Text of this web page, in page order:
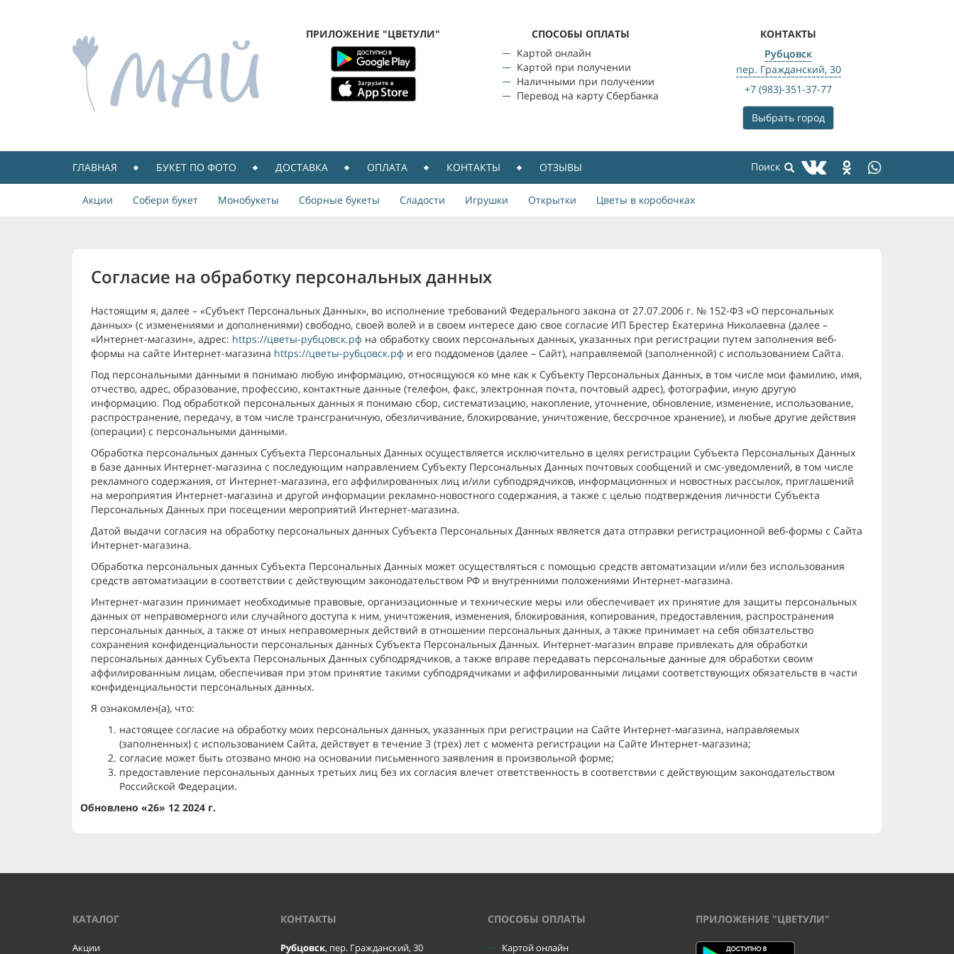
ПРИЛОЖЕНИЕ "ЦВЕТУЛИ"
CПОСОБЫ ОПЛАТЫ
Картой онлайн
Картой при получении
Наличными при получении
Перевод на карту Сбербанка
КОНТАКТЫ
Рубцовск
пер. Гражданский, 30
+7 (983)-351-37-77
Выбрать город
ГЛАВНАЯ БУКЕТ ПО ФОТО ДОСТАВКА ОПЛАТА КОНТАКТЫ ОТЗЫВЫ
Акции Собери букет Монобукеты Сборные букеты Сладости Игрушки Открытки Цветы в коробочках
Согласие на обработку персональных данных
Настоящим я, далее – «Субъект Персональных Данных», во исполнение требований Федерального закона от 27.07.2006 г. № 152-ФЗ «О персональных
данных» (с изменениями и дополнениями) свободно, своей волей и в своем интересе даю свое согласие ИП Брестер Екатерина Николаевна (далее –
«Интернет-магазин», адрес: https://цветы-рубцовск.рф на обработку своих персональных данных, указанных при регистрации путем заполнения веб-
формы на сайте Интернет-магазина https://цветы-рубцовск.рф и его поддоменов (далее – Сайт), направляемой (заполненной) с использованием Сайта.
Под персональными данными я понимаю любую информацию, относящуюся ко мне как к Субъекту Персональных Данных, в том числе мои фамилию, имя,
отчество, адрес, образование, профессию, контактные данные (телефон, факс, электронная почта, почтовый адрес), фотографии, иную другую
информацию. Под обработкой персональных данных я понимаю сбор, систематизацию, накопление, уточнение, обновление, изменение, использование,
распространение, передачу, в том числе трансграничную, обезличивание, блокирование, уничтожение, бессрочное хранение), и любые другие действия
(операции) с персональными данными.
Обработка персональных данных Субъекта Персональных Данных осуществляется исключительно в целях регистрации Субъекта Персональных Данных
в базе данных Интернет-магазина с последующим направлением Субъекту Персональных Данных почтовых сообщений и смс-уведомлений, в том числе
рекламного содержания, от Интернет-магазина, его аффилированных лиц и/или субподрядчиков, информационных и новостных рассылок, приглашений
на мероприятия Интернет-магазина и другой информации рекламно-новостного содержания, а также с целью подтверждения личности Субъекта
Персональных Данных при посещении мероприятий Интернет-магазина.
Датой выдачи согласия на обработку персональных данных Субъекта Персональных Данных является дата отправки регистрационной веб-формы с Сайта
Интернет-магазина.
Обработка персональных данных Субъекта Персональных Данных может осуществляться с помощью средств автоматизации и/или без использования
средств автоматизации в соответствии с действующим законодательством РФ и внутренними положениями Интернет-магазина.
Интернет-магазин принимает необходимые правовые, организационные и технические меры или обеспечивает их принятие для защиты персональных
данных от неправомерного или случайного доступа к ним, уничтожения, изменения, блокирования, копирования, предоставления, распространения
персональных данных, а также от иных неправомерных действий в отношении персональных данных, а также принимает на себя обязательство
сохранения конфиденциальности персональных данных Субъекта Персональных Данных. Интернет-магазин вправе привлекать для обработки
персональных данных Субъекта Персональных Данных субподрядчиков, а также вправе передавать персональные данные для обработки своим
аффилированным лицам, обеспечивая при этом принятие такими субподрядчиками и аффилированными лицами соответствующих обязательств в части
конфиденциальности персональных данных.
Я ознакомлен(а), что:
настоящее согласие на обработку моих персональных данных, указанных при регистрации на Сайте Интернет-магазина, направляемых
(заполненных) с использованием Cайта, действует в течение 3 (трех) лет с момента регистрации на Cайте Интернет-магазина;
согласие может быть отозвано мною на основании письменного заявления в произвольной форме;
предоставление персональных данных третьих лиц без их согласия влечет ответственность в соответствии с действующим законодательством
Российской Федерации.
Обновлено «26» 12 2024 г.
КАТАЛОГ
Акции
КОНТАКТЫ
Рубцовск, пер. Гражданский, 30
CПОСОБЫ ОПЛАТЫ
Картой онлайн
ПРИЛОЖЕНИЕ "ЦВЕТУЛИ"